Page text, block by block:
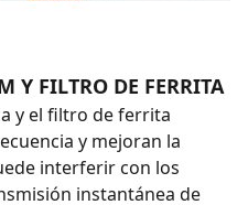
Y FILTRO DE FERRITA
y el filtro de ferrita
y mejoran la
interferir con los
instantánea de